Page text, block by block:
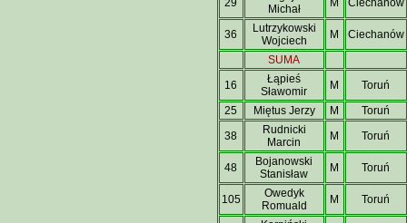
29
Michał
M Ciechanów
36
Lutrzykowski
Wojciech
M
Ciechanów
SUMA
16
Łąpieś
Sławomir
M
Toruń
25
Miętus Jerzy M
Toruń
38
Rudnicki
Marcin
M Toruń
48
Bojanowski
Stanisław
M Toruń
105
Owedyk
Romuald
M Toruń